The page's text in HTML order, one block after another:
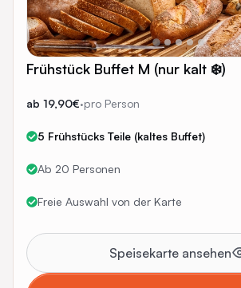
Frühstück Buffet M (nur kalt ❄️)
ab 19,90€·pro Person
5 Frühstücks Teile (kaltes Buffet)
Ab 20 Personen
Freie Auswahl von der Karte
Speisekarte ansehen